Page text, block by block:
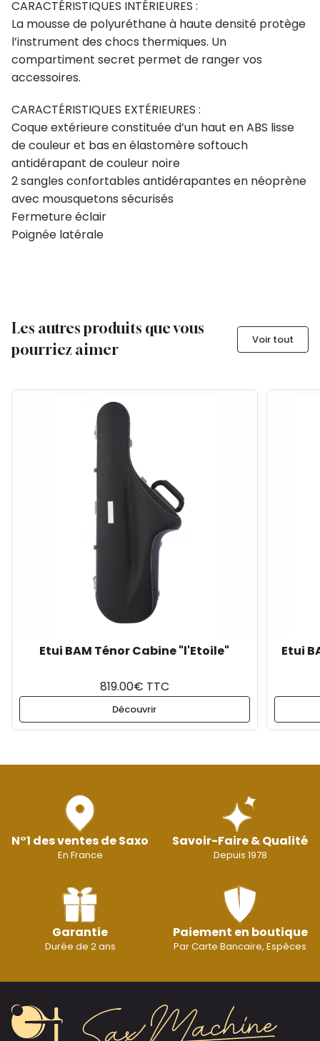
CARACTÉRISTIQUES INTÉRIEURES :
La mousse de polyuréthane à haute densité protège
l’instrument des chocs thermiques. Un
compartiment secret permet de ranger vos
accessoires.
CARACTÉRISTIQUES EXTÉRIEURES :
Coque extérieure constituée d’un haut en ABS lisse
de couleur et bas en élastomère softouch
antidérapant de couleur noire
2 sangles confortables antidérapantes en néoprène
avec mousquetons sécurisés
Fermeture éclair
Poignée latérale
Les autres produits que vous
pourriez aimer
Voir tout
Etui BAM Ténor Cabine "l'Etoile"
819.00€ TTC
Découvrir
Etui
N°1 des ventes de Saxo
En France
Savoir-Faire & Qualité
Depuis 1978
Garantie
Durée de 2 ans
Paiement en boutique
Par Carte Bancaire, Espèces